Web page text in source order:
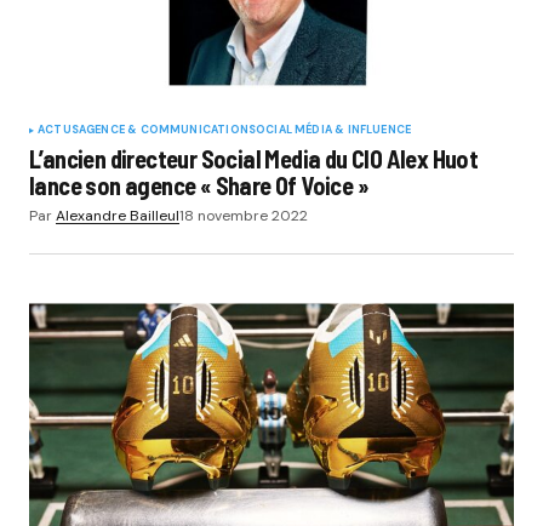
ACTUSAGENCE & COMMUNICATIONSOCIAL MÉDIA & INFLUENCE
L’ancien directeur Social Media du CIO Alex Huot
lance son agence « Share Of Voice »
ParAlexandre Bailleul18 novembre 2022